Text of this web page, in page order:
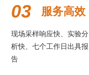
03 服务高效
现场采样响应快、实验分
析快、七个工作日出具报
告